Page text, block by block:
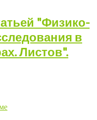
"Физико-
в
Листов".